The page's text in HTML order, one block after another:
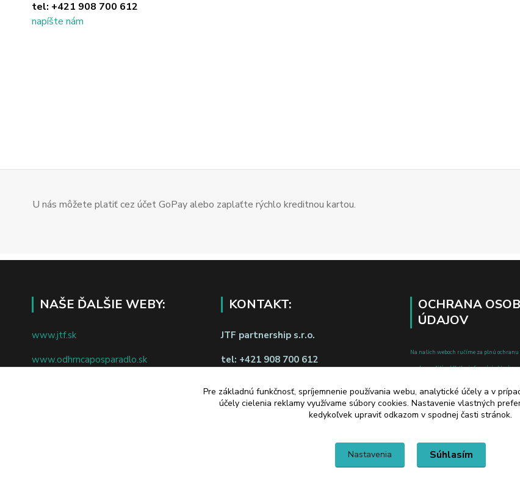
tel: +421 908 700 612
napíšte nám
U nás môžete platiť cez účet GoPay alebo zaplaťte rýchlo kreditnou kartou.
NAŠE ĎALŠIE WEBY:
www.jtf.sk
www.odhrncaposparadlo.sk
KONTAKT:
JTF partnership s.r.o.
tel: +421 908 700 612
napíšte nám
Odstúpiť od zmluvy tu
OCHRANA
ÚDAJOV
Na našich weboch ručíme za plnú ochranu
pred zneužitím. Všetky informácie, ktoré
a o zmene a doplnení niektorých zákonov.
Pre základnú funkčnosť, spríjemnenie používania webu, analytické účely a v
účely cielenia reklamy využívame súbory cookies. Nastavenie vlastných
kedykoľvek upraviť odkazom v spodnej časti stránok.
Nastavenia Súhlasím